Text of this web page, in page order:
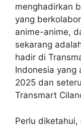
menghadirkan
yang
anime-anime,
sekarang
hadir di
Indonesia yang
2025 dan
Transmart
Perlu